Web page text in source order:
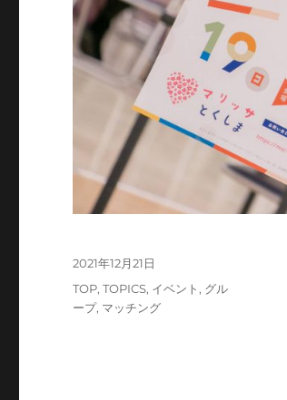
投
稿
日:
2021年12月21日
カ
テ
TOP,TOPICS, イベント, グル
ープ, マッチング